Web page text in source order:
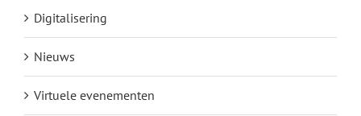
Digitalisering
Nieuws
Virtuele evenementen